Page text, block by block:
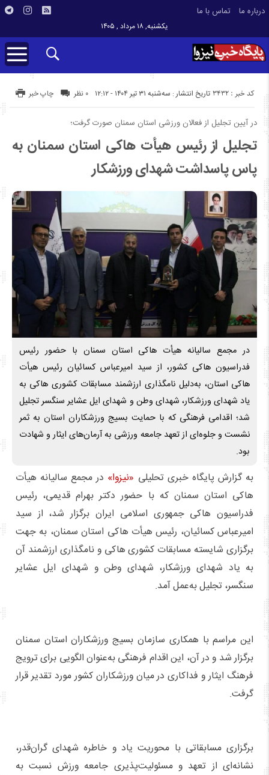
درباره ما تماس با ما
یکشنبه, ۱۸ مرداد , ۱۴۰۵
تاریخ انتشار : سه‌شنبه ۳۱ تیر ۱۴۰۴ - ۱۲:۱۲ کد خبر : 3432 چاپ خبر ۰ نظر
در آیین تجلیل از فعالان ورزشی استان سمنان صورت گرفت؛
تجلیل از رئیس هیأت هاکی استان سمنان به
پاس پاسداشت شهدای ورزشکار
در مجمع سالیانه هیأت هاکی استان سمنان با حضور رئیس
فدراسیون هاکی کشور، از سید امیرعباس کسائیان رئیس هیأت
هاکی استان، به‌دلیل نامگذاری ارزشمند مسابقات کشوری هاکی به
یاد شهدای ورزشکار، شهدای وطن و شهدای ایل عشایر سنگسر تجلیل
شد؛ اقدامی فرهنگی که با حمایت بسیج ورزشکاران استان به ثمر
نشست و جلوه‌ای از تعهد جامعه ورزشی به آرمان‌های ایثار و شهادت
بود.
به گزارش پایگاه خبری تحلیلی «نیزوا» در مجمع سالیانه هیأت
هاکی استان سمنان که با حضور دکتر بهرام قدیمی، رئیس
فدراسیون هاکی جمهوری اسلامی ایران برگزار شد، از سید
امیرعباس کسائیان، رئیس هیأت هاکی استان سمنان، به جهت
برگزاری شایسته مسابقات کشوری هاکی و نامگذاری ارزشمند آن
به یاد شهدای ورزشکار، شهدای وطن و شهدای ایل عشایر
سنگسر، تجلیل به‌عمل آمد.
این مراسم با همکاری سازمان بسیج ورزشکاران استان سمنان
برگزار شد و در آن، این اقدام فرهنگی به‌عنوان الگویی برای ترویج
فرهنگ ایثار و فداکاری در میان ورزشکاران کشور مورد تقدیر قرار
گرفت.
برگزاری مسابقاتی با محوریت یاد و خاطره شهدای گران‌قدر،
نشانه‌ای از تعهد و مسئولیت‌پذیری جامعه ورزش نسبت به